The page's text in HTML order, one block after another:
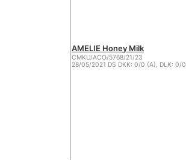
AMELIE Honey Milk
CMKU/ACO/5768/21/23
28/05/2021 DS DKK: 0/0 (A), DLK: 0/0